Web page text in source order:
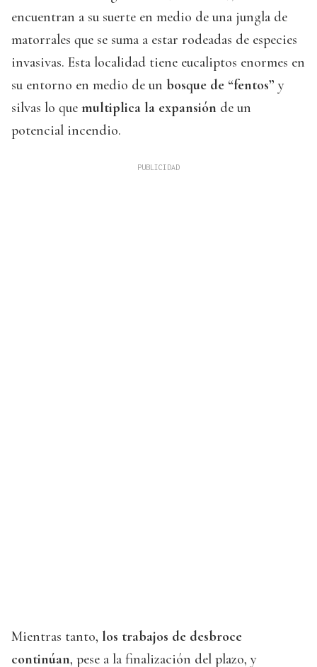
encuentran a su suerte en medio de una jungla de
matorrales que se suma a estar rodeadas de especies
invasivas. Esta localidad tiene eucaliptos enormes en
su entorno en medio de un bosque de “fentos” y
silvas lo que multiplica la expansión de un
potencial incendio.
Mientras tanto, los trabajos de desbroce
continúan, pese a la finalización del plazo, y